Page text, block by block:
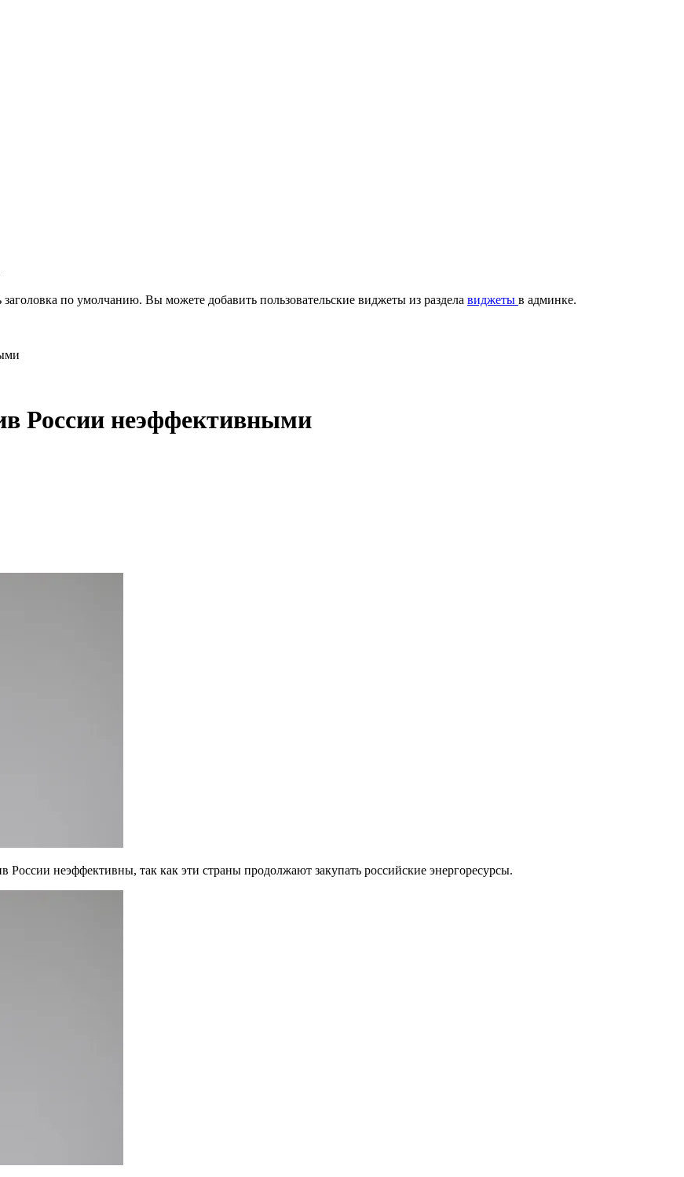
по умолчанию. Вы можете добавить пользовательские виджеты из раздела виджеты в админке.
России неэффективными
неэффективны, так как эти страны продолжают закупать российские энергоресурсы.